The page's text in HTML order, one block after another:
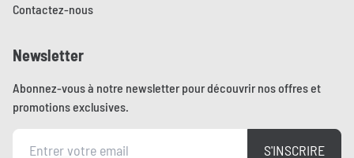
Contactez-nous
Newsletter
Abonnez-vous à notre newsletter pour découvrir nos offres et
promotions exclusives.
S'INSCRIRE